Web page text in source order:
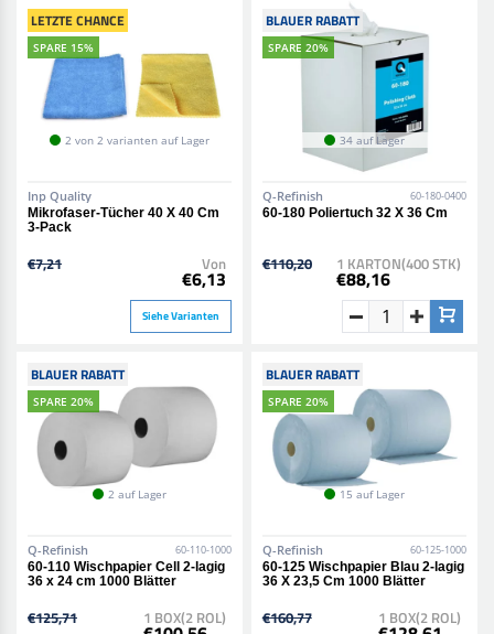
LETZTE CHANCE
SPARE 15%
2 von 2 varianten auf Lager
Inp Quality
Mikrofaser-Tücher 40 X 40 Cm
3-Pack
€7,21 Von
€6,13
Siehe Varianten
BLAUER RABATT
SPARE 20%
34 auf Lager
Q-Refinish 60-180-0400
60-180 Poliertuch 32 X 36 Cm
€110,20 1 KARTON(400 STK)
€88,16
BLAUER RABATT
SPARE 20%
2 auf Lager
Q-Refinish 60-110-1000
60-110 Wischpapier Cell 2-lagig
36 x 24 cm 1000 Blätter
€125,71 1 BOX(2 ROL)
BLAUER RABATT
SPARE 20%
15 auf Lager
Q-Refinish 60-125-1000
60-125 Wischpapier Blau 2-lagig
36 X 23,5 Cm 1000 Blätter
€160,77 1 BOX(2 ROL)